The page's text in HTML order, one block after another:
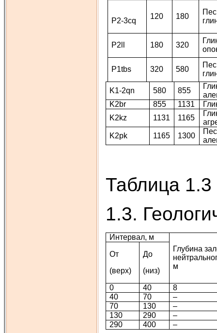
P2-3cq
120 180
P2ll 180 320
P1tbs 320 580
K1-2qn 580 855
K2br
855 1131
K2kz
1131 1165
K2pk
1165 1300
Таблица 1.3
1.3.
Интервал, м
Глубина
м
От
(верх)
До
(низ)
0 40
8
40
70
–
70
130
–
130
290
–
290
400 –